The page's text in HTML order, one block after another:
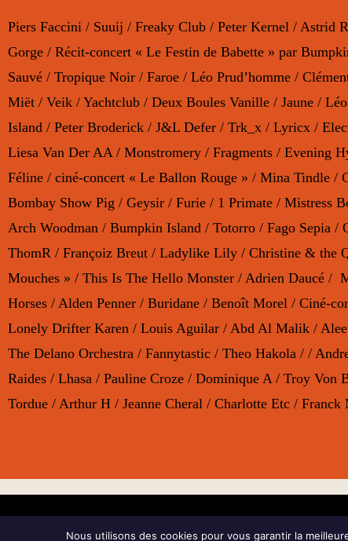
Piers Faccini / Suuij / Freaky Club / Peter Kernel / Astrid
Gorge / Récit-concert « Le Festin de Babette » par
Sauvé / Tropique Noir / Faroe / Léo Prud’homme /
Miët / Veik / Yachtclub / Deux Boules Vanille / Jaune /
Island / Peter Broderick / J&L Defer / Trk_x / Lyricx /
Liesa Van Der AA / Monstromery / Fragments / Evening
Féline / ciné-concert « Le Ballon Rouge » / Mina Tindle /
Bombay Show Pig / Geysir / Furie / 1 Primate / Mistress
Arch Woodman / Bumpkin Island / Totorro / Fago Sepia
ThomR / Françoiz Breut / Ladylike Lily / Christine & the
Mouches » / This Is The Hello Monster / Adrien Daucé /
Horses / Alden Penner / Buridane / Benoît Morel / Ciné-
Lonely Drifter Karen / Louis Aguilar / Abd Al Malik /
The Delano Orchestra / Fannytastic / Theo Hakola / /
Raides / Lhasa / Pauline Croze / Dominique A / Troy
Tordue / Arthur H / Jeanne Cheral / Charlotte Etc /
PARTENAIRES
Nous utilisons des cookies pour vous garantir la